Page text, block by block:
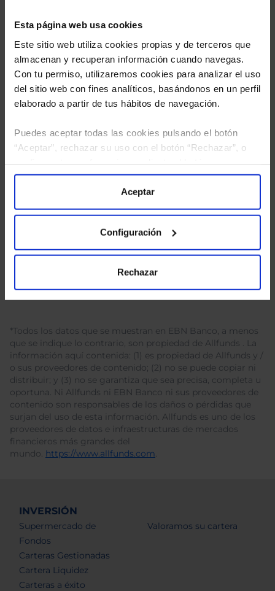
Esta página web usa cookies
Este sitio web utiliza cookies propias y de terceros que
almacenan y recuperan información cuando navegas.
Con tu permiso, utilizaremos cookies para analizar el uso
del sitio web con fines analíticos, basándonos en un perfil
elaborado a partir de tus hábitos de navegación.
Puedes aceptar todas las cookies pulsando el botón
“Aceptar”, rechazar su uso con el botón “Rechazar”, o
“Configuración”. Consulta nuestraPolítica
para más información.
Aceptar
Configuración
Rechazar
tratamiento de mis datos personales.
*Todos los datos que se muestran en EBN Banco, a menos
que se indique lo contrario, son propiedad de Allfunds . La
información aquí contenida: (1) es propiedad de Allfunds y /
o sus proveedores de contenido; (2) no se puede copiar ni
distribuir; y (3) no se garantiza que sea precisa, completa u
oportuna. Ni Allfunds ni EBN Banco ni sus proveedores de
contenido son responsables de los daños o pérdidas que
surjan del uso de esta información. Allfunds es uno de los
proveedores de datos e infraestructuras de mercados
financieros más grandes del
mundo. https://www.allfunds.com.
INVERSIÓN
Supermercado de
Fondos
Carteras Gestionadas
Cartera Liquidez
Carteras a éxito
Valoramos su cartera